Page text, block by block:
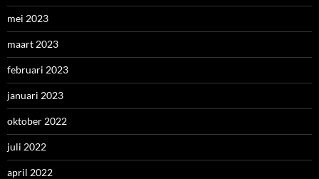
mei 2023
maart 2023
februari 2023
januari 2023
oktober 2022
juli 2022
april 2022